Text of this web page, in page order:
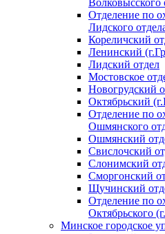
Отделение по
Лидского
Кореличский
Ленинский
Лидский отдел
Мостовское
Новогрудский
Октябрьский
Отделение по
Ошмянского
Ошмянский
Свислочский
Слонимский
Сморгонский
Щучинский
Отделение по
Октябрьского
Минское городское